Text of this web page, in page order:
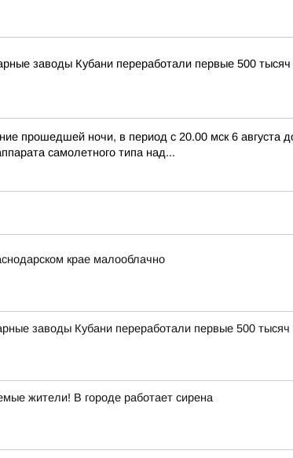
заводы Кубани переработали первые 500
прошедшей ночи, в период с 20.00 мск 6 августа
самолетного типа над...
крае малооблачно
заводы Кубани переработали первые 500
жители! В городе работает сирена